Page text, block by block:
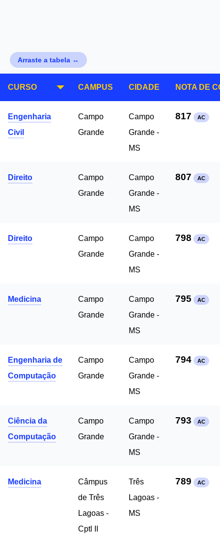
Arraste a tabela ↔
CURSO CAMPUS CIDADE NOTA DE
Engenharia
Civil
Campo
Grande
Campo
Grande -
MS
817 AC
Direito
Campo
Grande
Campo
Grande -
MS
807 AC
Direito
Campo
Grande
Campo
Grande -
MS
798 AC
Medicina
Campo
Grande
Campo
Grande -
MS
795 AC
Engenharia de
Computação
Campo
Grande
Campo
Grande -
MS
794 AC
Ciência da
Computação
Campo
Grande
Campo
Grande -
MS
793 AC
Medicina
Câmpus
de Três
Lagoas -
Cptl II
Três
Lagoas -
MS
789 AC